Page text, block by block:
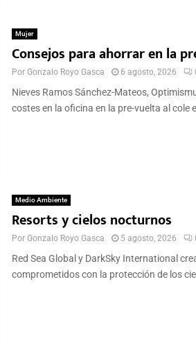
Mujer
Consejos para ahorrar en la
Por Gonzalo Royo Gasca 6 agosto, 2026
Nieves Ramos Sánchez-Mateos,
costes en la oficina en la pre-vuelta al cole
Medio Ambiente
Resorts y cielos nocturnos
Por Gonzalo Royo Gasca 5 agosto, 2026
Red Sea Global y DarkSky International
comprometidos con la protección de los